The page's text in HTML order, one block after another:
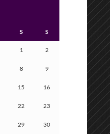
S S
1 2
8 9
15 16
22 23
29 30